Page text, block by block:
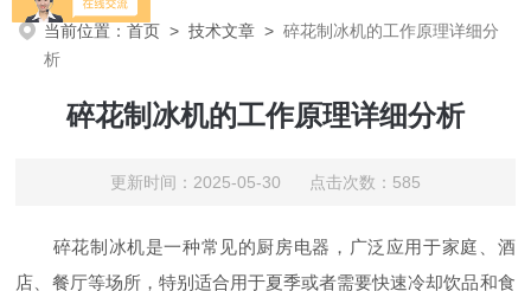
当前位置：首页 >技术文章 >碎花制冰机的工作原理详细分
析
碎花制冰机的工作原理详细分析
更新时间：2025-05-30 点击次数：585
碎花制冰机是一种常见的厨房电器，广泛应用于家庭、酒
店、餐厅等场所，特别适合用于夏季或者需要快速冷却饮品和食